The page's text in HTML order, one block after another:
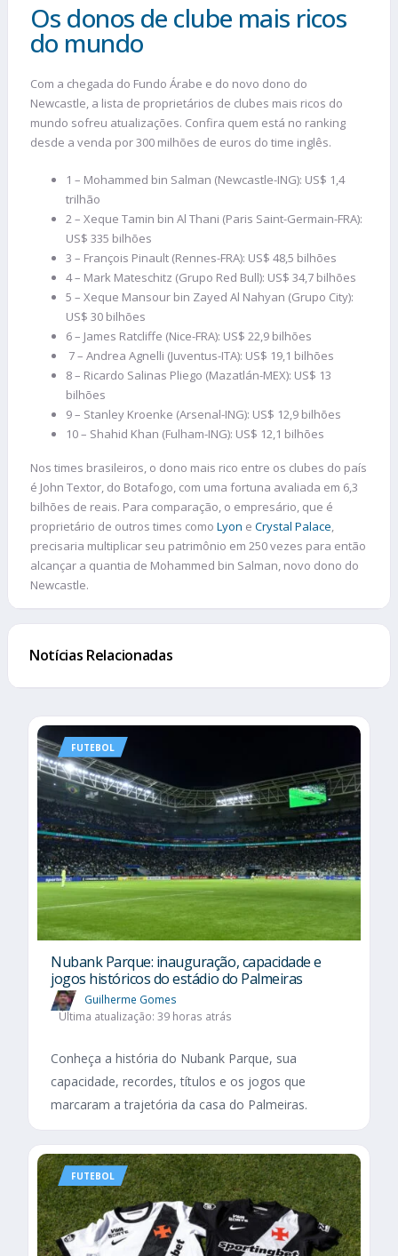
Os donos de clube mais ricos
do mundo
Com a chegada do Fundo Árabe e do novo dono do
Newcastle, a lista de proprietários de clubes mais ricos do
mundo sofreu atualizações. Confira quem está no ranking
desde a venda por 300 milhões de euros do time inglês.
1 – Mohammed bin Salman (Newcastle-ING): US$ 1,4
trilhão
2 – Xeque Tamin bin Al Thani (Paris Saint-Germain-FRA):
US$ 335 bilhões
3 – François Pinault (Rennes-FRA): US$ 48,5 bilhões
4 – Mark Mateschitz (Grupo Red Bull): US$ 34,7 bilhões
5 – Xeque Mansour bin Zayed Al Nahyan (Grupo City):
US$ 30 bilhões
6 – James Ratcliffe (Nice-FRA): US$ 22,9 bilhões
7 – Andrea Agnelli (Juventus-ITA): US$ 19,1 bilhões
8 – Ricardo Salinas Pliego (Mazatlán-MEX): US$ 13
bilhões
9 – Stanley Kroenke (Arsenal-ING): US$ 12,9 bilhões
10 – Shahid Khan (Fulham-ING): US$ 12,1 bilhões
Nos times brasileiros, o dono mais rico entre os clubes do país
é John Textor, do Botafogo, com uma fortuna avaliada em 6,3
bilhões de reais. Para comparação, o empresário, que é
proprietário de outros times como Lyon e Crystal Palace,
precisaria multiplicar seu patrimônio em 250 vezes para então
alcançar a quantia de Mohammed bin Salman, novo dono do
Newcastle.
Notícias Relacionadas
FUTEBOL
Nubank Parque: inauguração, capacidade e
jogos históricos do estádio do Palmeiras
Guilherme Gomes
Última atualização: 39 horas atrás
Conheça a história do Nubank Parque, sua
capacidade, recordes, títulos e os jogos que
marcaram a trajetória da casa do Palmeiras.
FUTEBOL